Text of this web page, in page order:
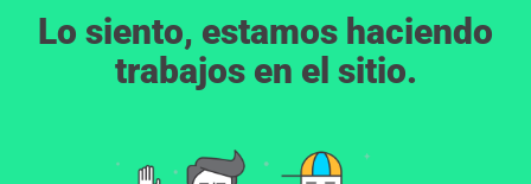
Lo siento, estamos haciendo
trabajos en el sitio.